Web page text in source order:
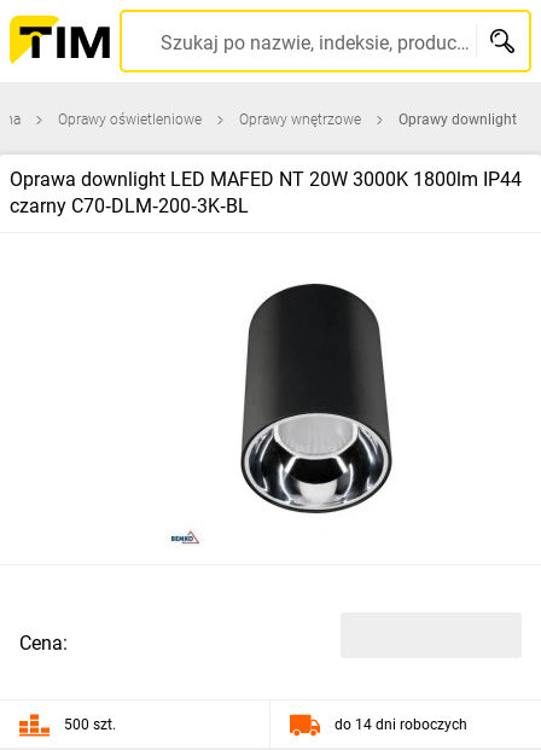
Szukaj po nazwie, indeksie, producencie, kodzie kreskowym...
Oprawy oświetleniowe Oprawy wnętrzowe Oprawy downlight
Oprawa downlight LED MAFED NT 20W 3000K 1800lm IP44
czarny C70‑DLM‑200‑3K‑BL
Cena:
500 szt. do 14 dni roboczych